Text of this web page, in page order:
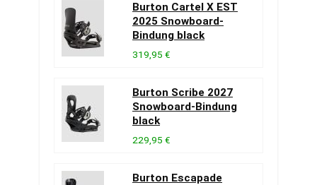
Burton Cartel X EST
2025 Snowboard-
Bindung black
319,95 €
Burton Scribe 2027
Snowboard-Bindung
black
229,95 €
Burton Escapade